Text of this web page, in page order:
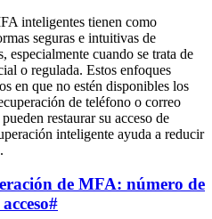
inteligentes tienen como
seguras e intuitivas de
especialmente cuando se trata de
o regulada. Estos enfoques
en que no estén disponibles los
de teléfono o correo
restaurar su acceso de
inteligente ayuda a reducir
de MFA: número de
#